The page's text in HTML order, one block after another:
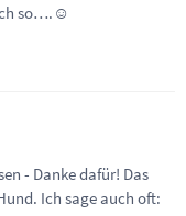
so….☺️
- Danke dafür! Das
Ich sage auch oft: